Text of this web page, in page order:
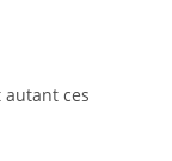
autant ces